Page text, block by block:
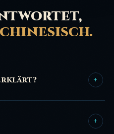
+
ist die Summe aller
Website so aufgebaut und
+